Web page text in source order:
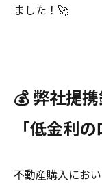
ました！🚀
💰 弊社提
「低金利
不動産購入にお